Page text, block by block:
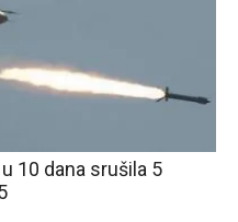
10 dana srušila 5